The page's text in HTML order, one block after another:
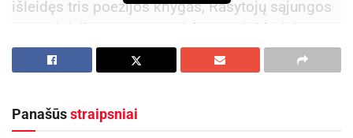
išleidęs tris poezijos knygas, Rašytojų sąjungos
narys, inicijavo restauruoti Antano ir Motiejaus
Miškinių sodybą, drauge su minėta sąjunga
įsteigė poeto A. Miškinio vardinę premiją
Poetus iš Aukštaitijos ir Žemaitijos sujungė jau
Panašūsstraipsniai